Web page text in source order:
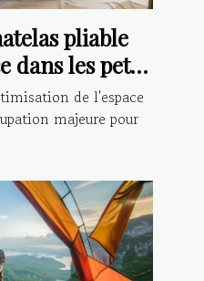
pliable
dans les petits
de l'espace
majeure pour